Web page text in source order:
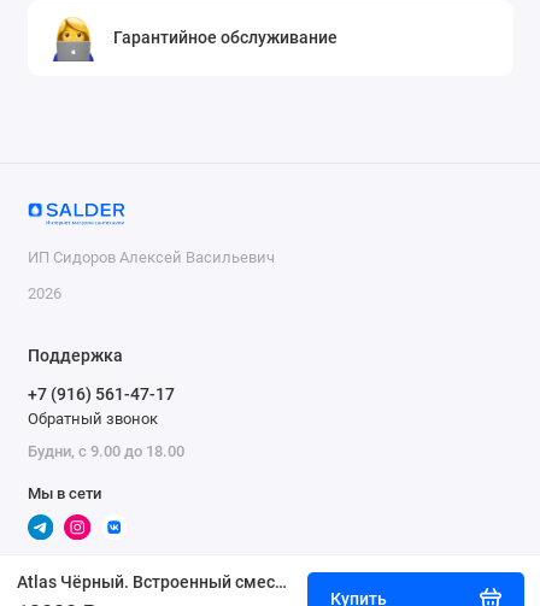
Atlas Чёрный. Встроенный смеситель для раковины скрытого монтажа TVZ-0813
Купить
Гарантийное обслуживание
ИП Сидоров Алексей Васильевич
2026
Поддержка
+7 (916) 561-47-17
Обратный звонок
Будни, с 9.00 до 18.00
Мы в сети